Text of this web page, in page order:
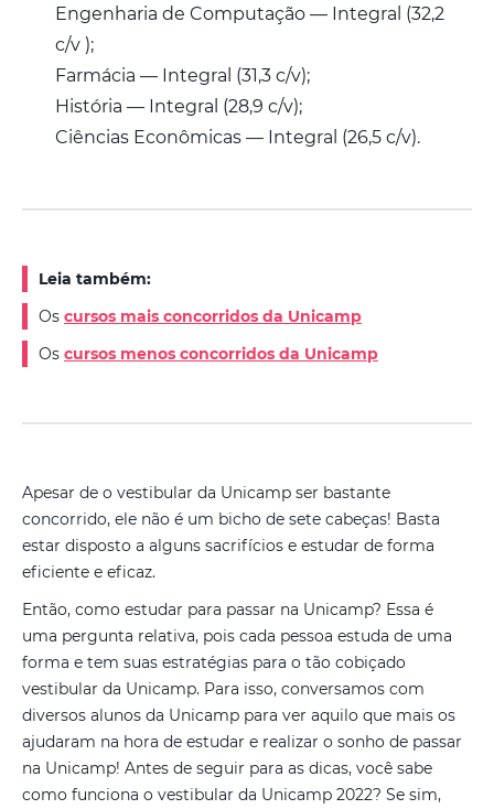
Engenharia de Computação — Integral (32,2
c/v );
Farmácia — Integral (31,3 c/v);
História — Integral (28,9 c/v);
Ciências Econômicas — Integral (26,5 c/v).
Leia também:
Os cursos mais concorridos da Unicamp
Os cursos menos concorridos da Unicamp
Apesar de o vestibular da Unicamp ser bastante
concorrido, ele não é um bicho de sete cabeças! Basta
estar disposto a alguns sacrifícios e estudar de forma
eficiente e eficaz.
Então, como estudar para passar na Unicamp? Essa é
uma pergunta relativa, pois cada pessoa estuda de uma
forma e tem suas estratégias para o tão cobiçado
vestibular da Unicamp. Para isso, conversamos com
diversos alunos da Unicamp para ver aquilo que mais os
ajudaram na hora de estudar e realizar o sonho de passar
na Unicamp! Antes de seguir para as dicas, você sabe
como funciona o vestibular da Unicamp 2022? Se sim,